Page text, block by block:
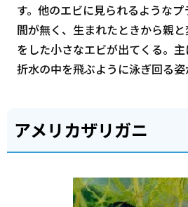
す。他のエビに見られるような
間が無く、生まれたときから親
をした小さなエビが出てくる。
折水の中を飛ぶように泳ぎ回る姿
アメリカザリガニ